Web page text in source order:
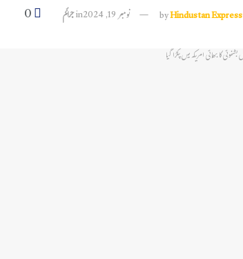
byHindustan Express نومبر 19, 2024 inجرائم